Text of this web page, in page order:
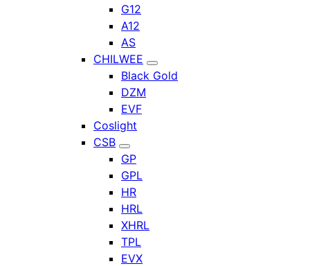
G12
A12
AS
CHILWEE
Black Gold
DZM
EVF
Coslight
CSB
GP
GPL
HR
HRL
XHRL
TPL
EVX